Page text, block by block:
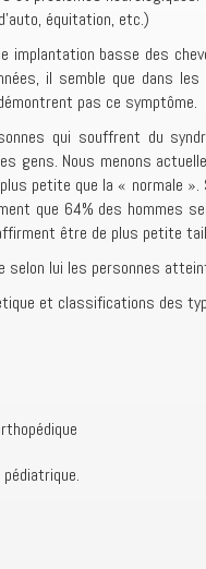
équitation, etc.)
implantation basse des
il semble que dans
pas ce symptôme.
qui souffrent du
gens. Nous menons
petite que la « normale
que 64% des hommes
être de plus petite
selon lui les personnes
et classifications des